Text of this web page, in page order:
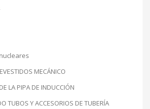
MECÁNICO
LA PIPA DE INDUCCIÓN
TUBOS Y ACCESORIOS DE TUBERÍA